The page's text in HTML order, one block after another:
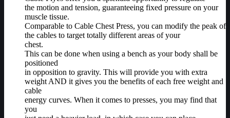
the motion and tension, guaranteeing fixed pressure on your
muscle tissue.
Comparable to Cable Chest Press, you can modify the peak of
the cables to target totally different areas of your
chest.
This can be done when using a bench as your body shall be
positioned
in opposition to gravity. This will provide you with extra
weight AND it gives you the benefits of each free weight and
cable
energy curves. When it comes to presses, you may find that
you